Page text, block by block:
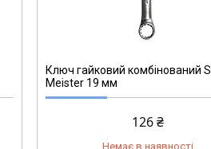
Ключ гайковий комбінований
Meister 19 мм
126 ₴
Немає в наявності